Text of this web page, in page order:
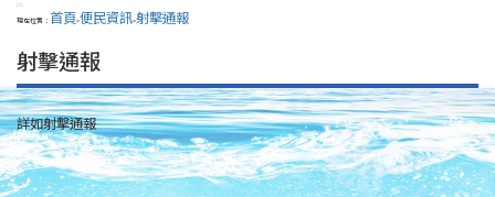
:::
現在位置： 首頁>便民資訊>射擊通報
射擊通報
詳如射擊通報